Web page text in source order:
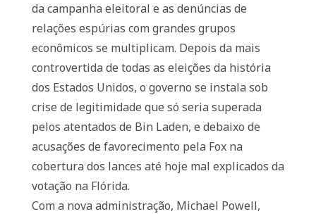
da campanha eleitoral e as denúncias de
relações espúrias com grandes grupos
econômicos se multiplicam. Depois da mais
controvertida de todas as eleições da história
dos Estados Unidos, o governo se instala sob
crise de legitimidade que só seria superada
pelos atentados de Bin Laden, e debaixo de
acusações de favorecimento pela Fox na
cobertura dos lances até hoje mal explicados da
votação na Flórida.
Com a nova administração, Michael Powell,